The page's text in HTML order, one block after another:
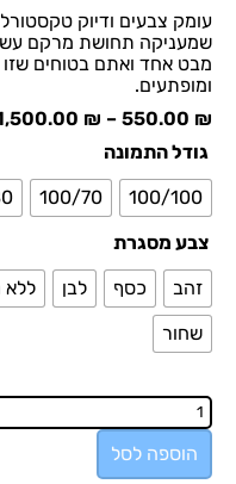
עומק צבעים ודיוק
שמעניקה תחושת מרקם
מבט אחד ואתם בטוחים
ומופתעים.
550.00 ₪
–
₪
גודל התמונה
100/100
100/70
צבע מסגרת
זהב
כסף לבן ללא
שחור
הוספה לסל